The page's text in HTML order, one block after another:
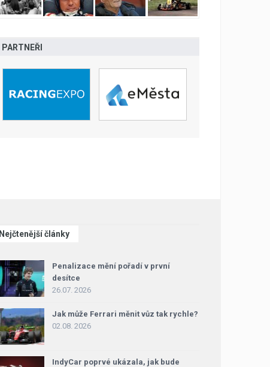
PARTNEŘI
Nejčtenější články
Penalizace mění pořadí v první
desítce
26.07. 2026
Jak může Ferrari měnit vůz tak rychle?
02.08. 2026
IndyCar poprvé ukázala, jak bude